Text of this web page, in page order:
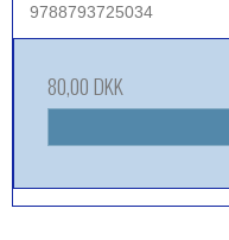
9788793725034
80,00 DKK